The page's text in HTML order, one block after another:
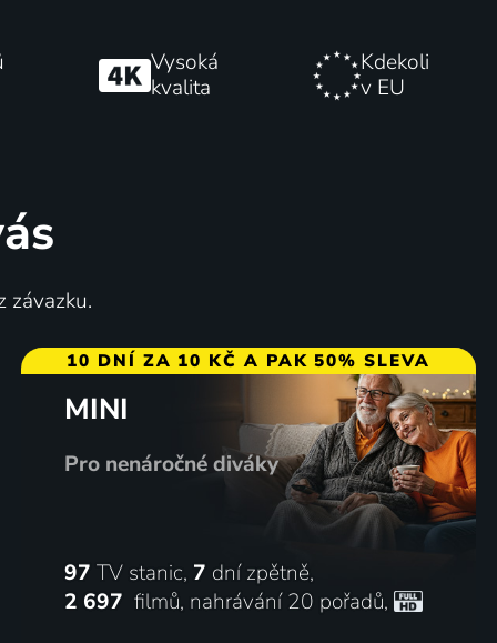
Vysoká
kvalita
Kdekoli
v EU
závazku.
10 DNÍ ZA 10 KČ A PAK 50% SLEVA
MINI
Pro nenáročné diváky
97 TV stanic, 7 dní zpětně,
2 697 filmů, nahrávání 20 pořadů,